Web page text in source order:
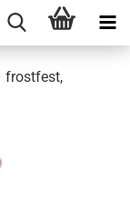
frostfest,